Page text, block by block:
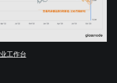
工作台